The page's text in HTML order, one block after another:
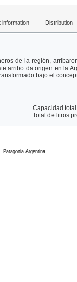
information Distribution
de la región,
arribo da origen en la
bajo el
Capacidad
Total de litros
Patagonia Argentina.